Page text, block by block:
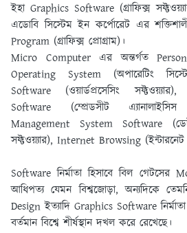
ইহা Graphics Software (গ্রাফিক্স
এডোবি সিস্টেম ইন কর্পোরেট এর
Program (গ্রাফিক্স প্রােগ্রাম)।
Micro Computer এর অন্তর্গত
Operating System (অপারেটিং
Software (ওয়ার্ডপ্রসেসিং
Software (ম্প্রেডসীট
Management System Software
সফ্টওয়্যার), Internet Browsing (ইন্টারনেট
Software নির্মাতা হিসাবে বিল গেটসের
আধিপত্য যেমন বিশ্বজোড়া, অন্যদিকে
Design ইত্যাদি Graphics Software
বর্তমান বিশ্বে শীর্ষস্থান দখল করে রেখেছে।